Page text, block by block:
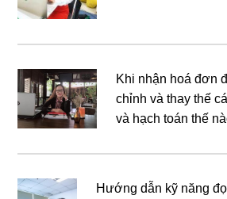
Khi nhận hoá đơn
chỉnh và thay thế
và hạch toán thế
Hướng dẫn kỹ năng